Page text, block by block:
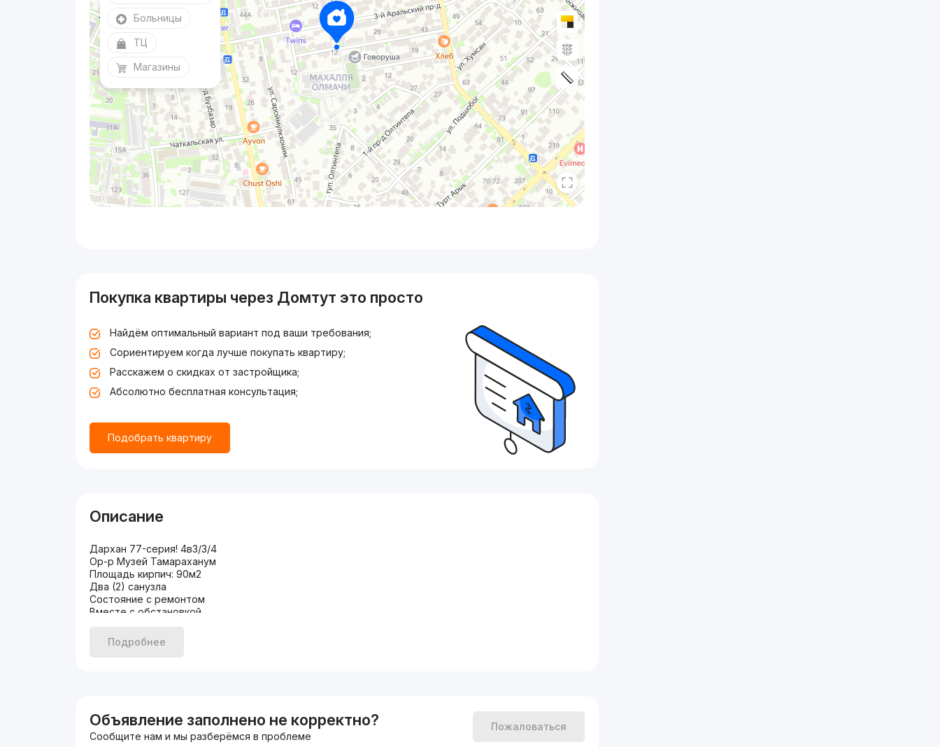
Больницы
ТЦ
Магазины
Покупка квартиры через Домтут это просто
Найдём оптимальный вариант под ваши требования;
Сориентируем когда лучше покупать квартиру;
Расскажем о скидках от застройщика;
Абсолютно бесплатная консультация;
Подобрать квартиру
Описание
Дархан 77-серия! 4в3/3/4
Ор-р Музей Тамараханум
Площадь кирпич: 90м2
Два (2) санузла
Состояние с ремонтом
Вместе с обстановкой
+998909859959 Николай
Подробнее
Объявление заполнено не корректно?
Сообщите нам и мы разберёмся в проблеме
Пожаловаться